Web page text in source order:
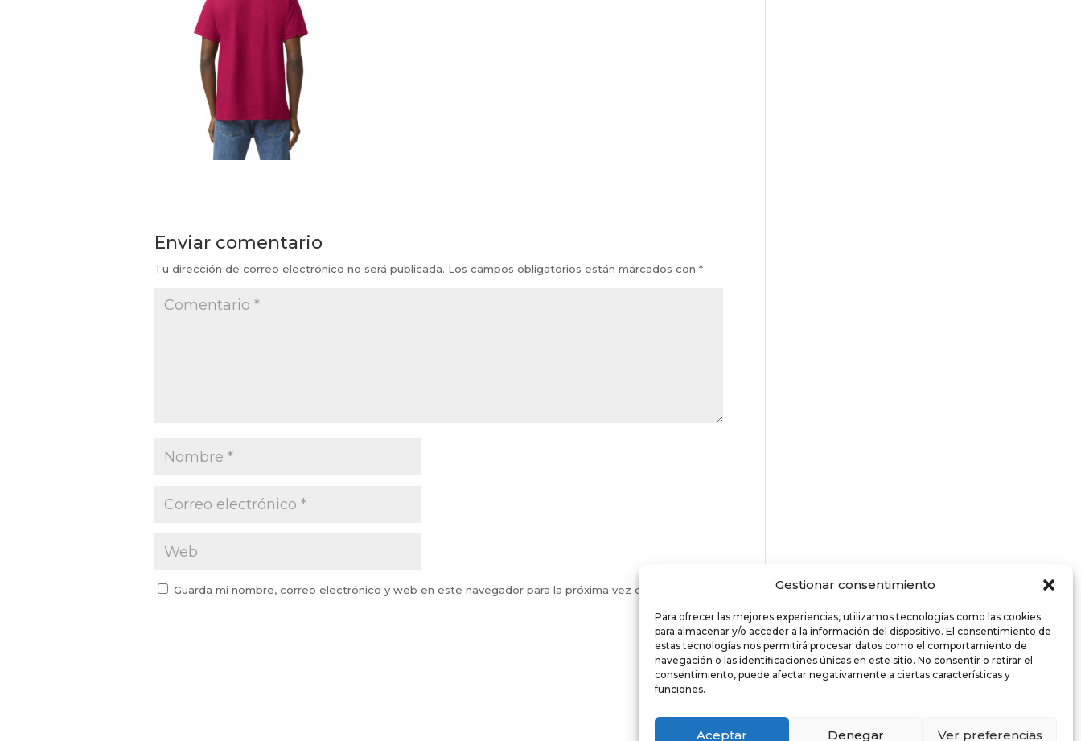
Gestionar consentimiento
Para ofrecer las mejores experiencias, utilizamos tecnologías como las cookies
para almacenar y/o acceder a la información del dispositivo. El consentimiento de
estas tecnologías nos permitirá procesar datos como el comportamiento de
navegación o las identificaciones únicas en este sitio. No consentir o retirar el
consentimiento, puede afectar negativamente a ciertas características y
funciones.
Aceptar Denegar Ver preferencias
Enviar comentario
Tu dirección de correo electrónico no será publicada. Los campos obligatorios están marcados con *
Guarda mi nombre, correo electrónico y web en este navegador para la próxima vez que comente.